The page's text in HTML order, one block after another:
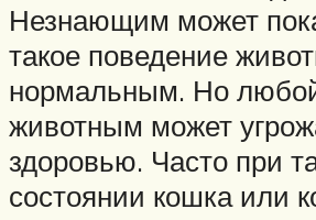
Незнающим может
такое поведение
нормальным. Но любой
животным может
здоровью. Часто при
состоянии кошка или